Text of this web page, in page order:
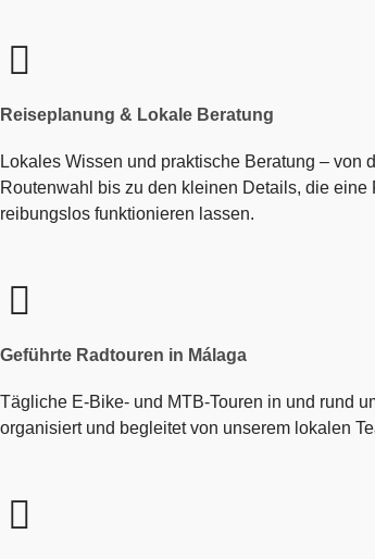
Reiseplanung & Lokale Beratung
Lokales Wissen und praktische Beratung – von
Routenwahl bis zu den kleinen Details, die eine
reibungslos funktionieren lassen.
Geführte Radtouren in Málaga
Tägliche E-Bike- und MTB-Touren in und rund
organisiert und begleitet von unserem lokalen